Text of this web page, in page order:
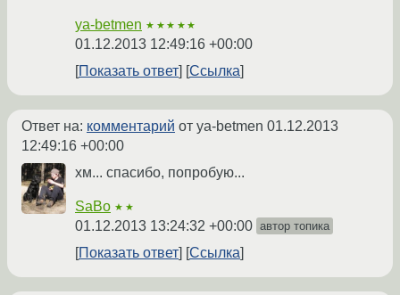
ya-betmen ★★★★★
01.12.2013 12:49:16 +00:00
Показать ответ
Ссылка
Ответ на: комментарий от ya-betmen 01.12.2013
12:49:16 +00:00
хм... спасибо, попробую...
SaBo ★★
01.12.2013 13:24:32 +00:00 автор топика
Показать ответ Ссылка